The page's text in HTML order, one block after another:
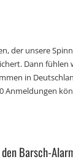
der unsere
Dann fühlen
in
Anmeldungen
Barsch-